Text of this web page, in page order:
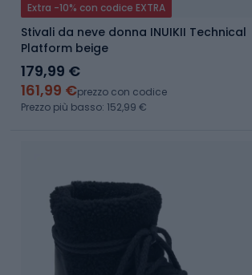
Extra -10% con codice EXTRA
Stivali da neve donna INUIKII Technical
Platform beige
179,99 €
161,99 €prezzo con codice
Prezzo più basso: 152,99 €